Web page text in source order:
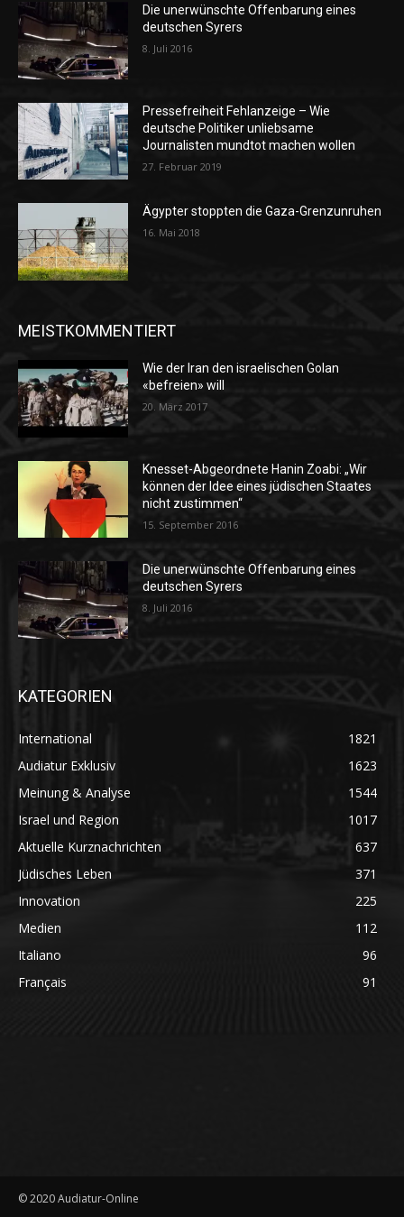
Die unerwünschte Offenbarung eines
deutschen Syrers
8. Juli 2016
Pressefreiheit Fehlanzeige – Wie
deutsche Politiker unliebsame
Journalisten mundtot machen wollen
27. Februar 2019
Ägypter stoppten die Gaza-Grenzunruhen
16. Mai 2018
MEISTKOMMENTIERT
Wie der Iran den israelischen Golan
«befreien» will
20. März 2017
Knesset-Abgeordnete Hanin Zoabi: „Wir
können der Idee eines jüdischen Staates
nicht zustimmen“
15. September 2016
Die unerwünschte Offenbarung eines
deutschen Syrers
8. Juli 2016
KATEGORIEN
International
1821
Audiatur Exklusiv
1623
Meinung & Analyse
1544
Israel und Region
1017
Aktuelle Kurznachrichten
637
Jüdisches Leben
371
Innovation
225
Medien
112
Italiano
96
Français
91
© 2020 Audiatur-Online